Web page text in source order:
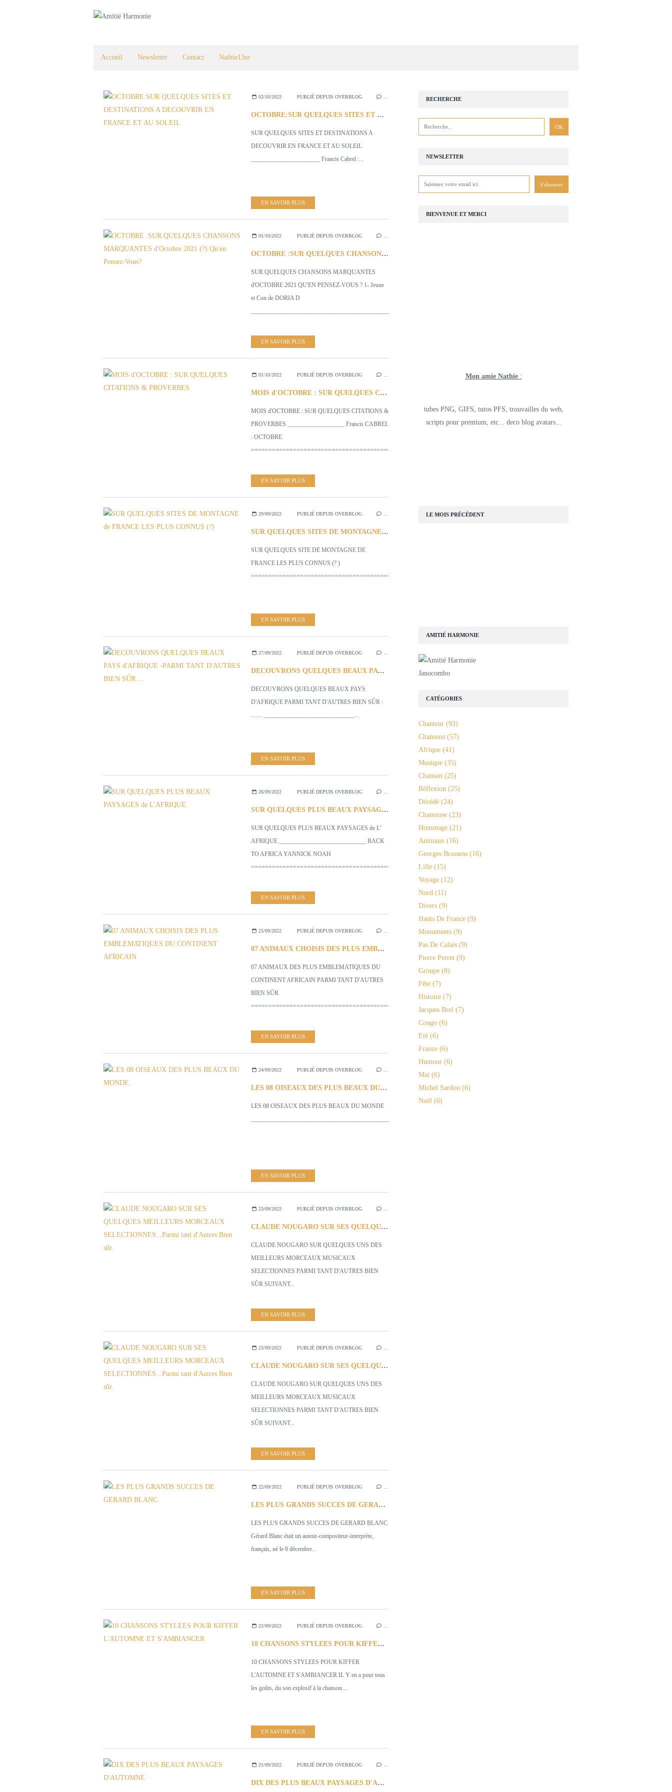
Accueil Newsletter Contact Nathie13or
02/10/2022 PUBLIÉ DEPUIS OVERBLOG
OCTOBRE:SUR QUELQUES SITES ET DESTINATIONS A DECOUVRIR EN FRANCE ET AU SOLEIL
SUR QUELQUES SITES ET DESTINATIONS A
DECOUVRIR EN FRANCE ET AU SOLEIL
_______________________ Francis Cabrel :...
EN SAVOIR PLUS
01/10/2022 PUBLIÉ DEPUIS OVERBLOG
OCTOBRE :SUR QUELQUES CHANSONS MARQUANTES d'Octobre 2021 (?) Qu'en Pensez-Vous?
SUR QUELQUES CHANSONS MARQUANTES
d'OCTOBRE 2021 QU'EN PENSEZ-VOUS ? 1- Jeune
et Con de DORIA D
EN SAVOIR PLUS
01/10/2022 PUBLIÉ DEPUIS OVERBLOG
MOIS d'OCTOBRE : SUR QUELQUES CITATIONS & PROVERBES
MOIS d'OCTOBRE : SUR QUELQUES CITATIONS &
PROVERBES ___________________ Francis CABREL
: OCTOBRE
==========================================================...
EN SAVOIR PLUS
29/09/2022 PUBLIÉ DEPUIS OVERBLOG
SUR QUELQUES SITES DE MONTAGNE de FRANCE LES PLUS CONNUS (?)
SUR QUELQUES SITE DE MONTAGNE DE
FRANCE LES PLUS CONNUS (? )
=====================================================================...
EN SAVOIR PLUS
27/09/2022 PUBLIÉ DEPUIS OVERBLOG
DECOUVRONS QUELQUES BEAUX PAYS d'AFRIQUE -PARMI TANT D'AUTRES BIEN SÛR....
DECOUVRONS QUELQUES BEAUX PAYS
D'AFRIQUE PARMI TANT D'AUTRES BIEN SÛR :
........ ______________________________...
EN SAVOIR PLUS
26/09/2022 PUBLIÉ DEPUIS OVERBLOG
SUR QUELQUES PLUS BEAUX PAYSAGES de L'AFRIQUE
SUR QUELQUES PLUS BEAUX PAYSAGES de L'
AFRIQUE _____________________________ BACK
TO AFRICA YANNICK NOAH
===================================================================================...
EN SAVOIR PLUS
25/09/2022 PUBLIÉ DEPUIS OVERBLOG
07 ANIMAUX CHOISIS DES PLUS EMBLEMATIQUES DU CONTINENT AFRICAIN
07 ANIMAUX DES PLUS EMBLEMATIQUES DU
CONTINENT AFRICAIN PARMI TANT D'AUTRES
BIEN SÛR
=======================================================================================...
EN SAVOIR PLUS
24/09/2022 PUBLIÉ DEPUIS OVERBLOG
LES 08 OISEAUX DES PLUS BEAUX DU MONDE
LES 08 OISEAUX DES PLUS BEAUX DU MONDE
EN SAVOIR PLUS
23/09/2022 PUBLIÉ DEPUIS OVERBLOG
CLAUDE NOUGARO SUR SES QUELQUES MEILLEURS MORCEAUX SELECTIONNES...Parmi tant d'Autres Bien sûr.
CLAUDE NOUGARO SUR QUELQUES UNS DES
MEILLEURS MORCEAUX MUSICAUX
SELECTIONNES PARMI TANT D'AUTRES BIEN
SÛR SUIVANT...
EN SAVOIR PLUS
23/09/2022 PUBLIÉ DEPUIS OVERBLOG
CLAUDE NOUGARO SUR SES QUELQUES MEILLEURS MORCEAUX SELECTIONNES...Parmi tant d'Autres Bien sûr.
CLAUDE NOUGARO SUR QUELQUES UNS DES
MEILLEURS MORCEAUX MUSICAUX
SELECTIONNES PARMI TANT D'AUTRES BIEN
SÛR SUIVANT...
EN SAVOIR PLUS
22/09/2022 PUBLIÉ DEPUIS OVERBLOG
LES PLUS GRANDS SUCCES DE GERARD BLANC
LES PLUS GRANDS SUCCES DE GERARD BLANC
Gérard Blanc était un auteur-compositeur-interprète,
français, né le 8 décembre...
EN SAVOIR PLUS
22/09/2022 PUBLIÉ DEPUIS OVERBLOG
10 CHANSONS STYLEES POUR KIFFER L'AUTOMNE ET S'AMBIANCER
10 CHANSONS STYLEES POUR KIFFER
L'AUTOMNE ET S'AMBIANCER IL Y en a pour tous
les goûts, du son explosif à la chanson....
EN SAVOIR PLUS
21/09/2022 PUBLIÉ DEPUIS OVERBLOG
DIX DES PLUS BEAUX PAYSAGES D'AUTOMNE
NEWSLETTER
RECHERCHE
AMITIÉ HARMONIE
Janocombo
CATÉGORIES
Chanteur (93)
Chansons (57)
Afrique (41)
Musique (35)
Chanson (25)
Réflexion (25)
Décédé (24)
Chanteuse (23)
Hommage (21)
Animaux (16)
Georges Brassens (16)
Lille (15)
Voyage (12)
Nord (11)
Divers (9)
Hauts De France (9)
Monuments (9)
Pas De Calais (9)
Pierre Perret (9)
Groupe (8)
Fête (7)
Histoire (7)
Jacques Brel (7)
Congo (6)
Eté (6)
France (6)
Humour (6)
Mai (6)
Michel Sardou (6)
Noël (6)
LE MOIS PRÉCÉDENT
BIENVENUE ET MERCI
Mon amie Nathie:
tubes PNG, GIFS, tutos PFS, trouvailles du web,
scripts pour premium, etc... deco blog avatars...